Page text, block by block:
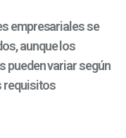
empresariales se
aunque los
pueden variar según
requisitos